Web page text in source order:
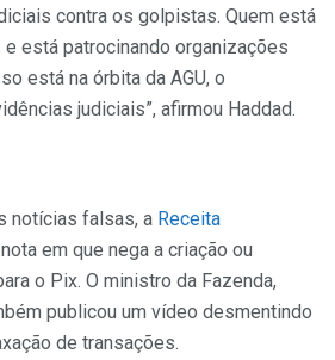
contra os golpistas. Quem está
está patrocinando organizações
está na órbita da AGU, o
judiciais”, afirmou Haddad.
notícias falsas, a Receita
em que nega a criação ou
o Pix. O ministro da Fazenda,
publicou um vídeo desmentindo
de transações.